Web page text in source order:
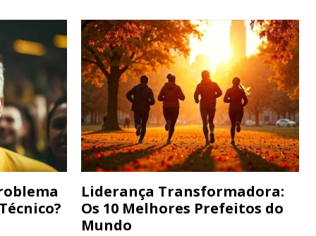
Liderança Transformadora:
Os 10 Melhores Prefeitos do
Mundo